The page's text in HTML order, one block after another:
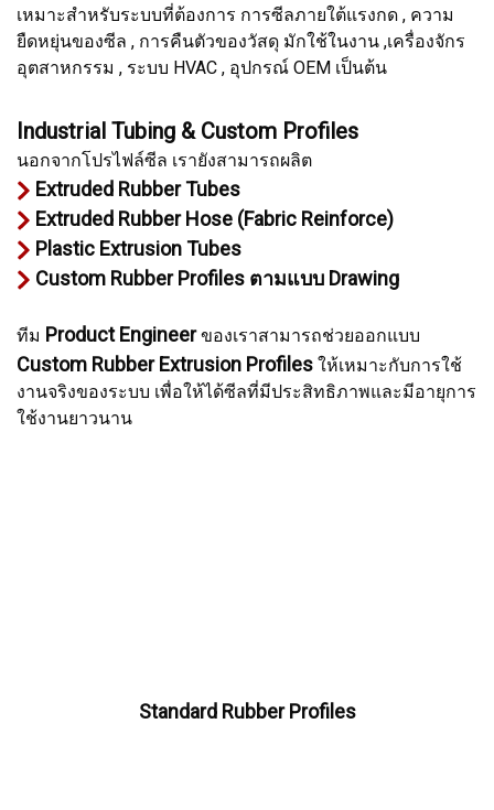
เหมาะสำหรับระบบที่ต้องการ การซีลภายใต้แรงกด , ความ
ยืดหยุ่นของซีล , การคืนตัวของวัสดุ มักใช้ในงาน ,เครื่องจักร
อุตสาหกรรม , ระบบ HVAC , อุปกรณ์ OEM เป็นต้น
Industrial Tubing & Custom Profiles
นอกจากโปรไฟล์ซีล เรายังสามารถผลิต
Extruded Rubber Tubes
Extruded Rubber Hose (Fabric Reinforce)
Plastic Extrusion Tubes
Custom Rubber Profiles ตามแบบ Drawing
ทีม Product Engineerของเราสามารถช่วยออกแบบ
Custom Rubber Extrusion Profiles ให้เหมาะกับการใช้
งานจริงของระบบ เพื่อให้ได้ซีลที่มีประสิทธิภาพและมีอายุการ
ใช้งานยาวนาน
Standard Rubber Profiles